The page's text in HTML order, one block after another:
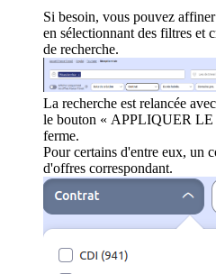
Si besoin, vous pouvez
en sélectionnant des filtres et
de recherche.
La recherche est relancée
le bouton « APPLIQUER
ferme.
Pour certains d'entre eux, un
d'offres correspondant.